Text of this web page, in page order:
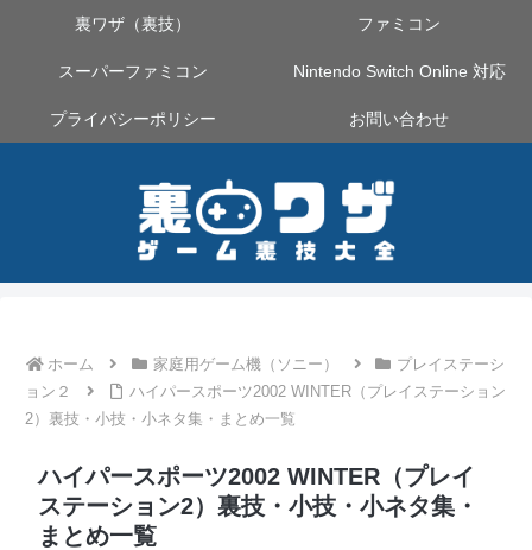
裏ワザ（裏技） ファミコン
スーパーファミコン Nintendo Switch Online 対応
プライバシーポリシー お問い合わせ
ホーム 家庭用ゲーム機（ソニー）
プレイステーシ
ョン２
ハイパースポーツ2002 WINTER（プレイステーション
2）裏技・小技・小ネタ集・まとめ一覧
ハイパースポーツ2002 WINTER（プレイ
ステーション2）裏技・小技・小ネタ集・
まとめ一覧